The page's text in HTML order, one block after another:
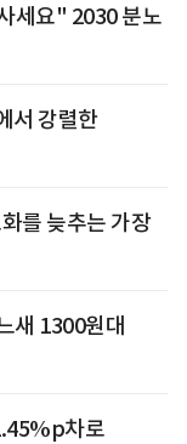
세요" 2030 분노
서 강렬한
를 늦추는 가장
새 1300원대
차로